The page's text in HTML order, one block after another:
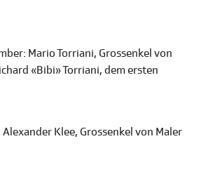
Mario Torriani, Grossenkel von
«Bibi» Torriani, dem ersten
Klee, Grossenkel von Maler